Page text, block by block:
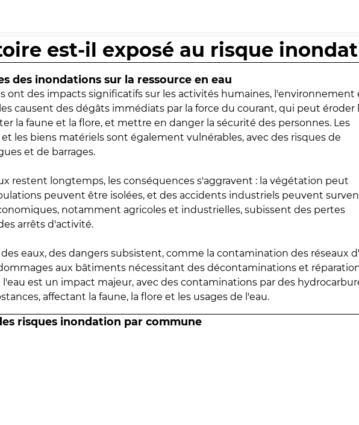
est-il exposé au risque
des inondations sur la ressource en eau
ont des impacts significatifs sur les activités humaines, l'environnement
causent des dégâts immédiats par la force du courant, qui peut éroder
la faune et la flore, et mettre en danger la sécurité des personnes. Les
les biens matériels sont également vulnérables, avec des risques de
et de barrages.
restent longtemps, les conséquences s'aggravent : la végétation peut
peuvent être isolées, et des accidents industriels peuvent
notamment agricoles et industrielles, subissent des pertes
arrêts d'activité.
eaux, des dangers subsistent, comme la contamination des réseaux
aux bâtiments nécessitant des décontaminations et
est un impact majeur, avec des contaminations par des
affectant la faune, la flore et les usages de l'eau.
risques inondation par commune